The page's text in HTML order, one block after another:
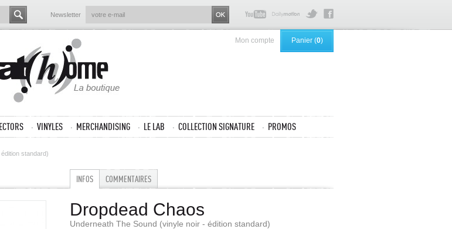
Newsletter
Mon compte Panier (0)
VINYLES MERCHANDISING LE LAB COLLECTION SIGNATURE PROMOS
standard)
INFOS COMMENTAIRES
Dropdead Chaos
Underneath The Sound (vinyle noir - édition standard)